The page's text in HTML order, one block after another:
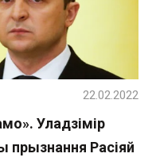
Уладзімір
прызнання Расіяй
22.02.2022